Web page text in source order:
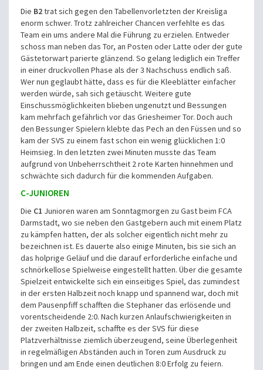
Die B2trat sich gegen den Tabellenvorletzten der Kreisliga
enorm schwer. Trotz zahlreicher Chancen verfehlte es das
Team ein ums andere Mal die Führung zu erzielen. Entweder
schoss man neben das Tor, an Posten oder Latte oder der gute
Gästetorwart parierte glänzend. So gelang lediglich ein Treffer
in einer druckvollen Phase als der 3 Nachschuss endlich saß.
Wer nun geglaubt hätte, dass es für die Kleeblätter einfacher
werden würde, sah sich getäuscht. Weitere gute
Einschussmöglichkeiten blieben ungenutzt und Bessungen
kam mehrfach gefährlich vor das Griesheimer Tor. Doch auch
den Bessunger Spielern klebte das Pech an den Füssen und so
kam der SVS zu einem fast schon ein wenig glücklichen 1:0
Heimsieg. In den letzten zwei Minuten musste das Team
aufgrund von Unbeherrschtheit 2 rote Karten hinnehmen und
schwächte sich dadurch für die kommenden Aufgaben.
C-JUNIOREN
Die C1 Junioren waren am Sonntagmorgen zu Gast beim FCA
Darmstadt, wo sie neben den Gastgebern auch mit einem Platz
zu kämpfen hatten, der als solcher eigentlich nicht mehr zu
bezeichnen ist. Es dauerte also einige Minuten, bis sie sich an
das holprige Geläuf und die darauf erforderliche einfache und
schnörkellose Spielweise eingestellt hatten. Über die gesamte
Spielzeit entwickelte sich ein einseitiges Spiel, das zumindest
in der ersten Halbzeit noch knapp und spannend war, doch mit
dem Pausenpfiff schafften die Stephaner das erlösende und
vorentscheidende 2:0. Nach kurzen Anlaufschwierigkeiten in
der zweiten Halbzeit, schaffte es der SVS für diese
Platzverhältnisse ziemlich überzeugend, seine Überlegenheit
in regelmäßigen Abständen auch in Toren zum Ausdruck zu
bringen und am Ende einen deutlichen 8:0 Erfolg zu feiern.